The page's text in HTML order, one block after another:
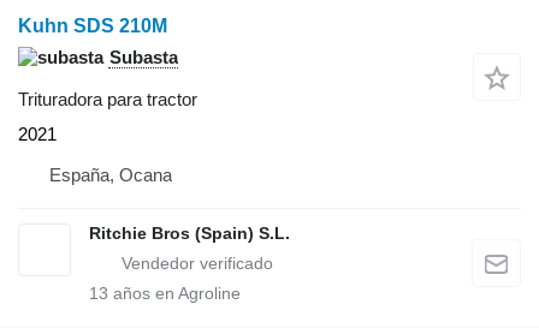
Kuhn SDS 210M
Subasta
Trituradora para tractor
2021
España, Ocana
Ritchie Bros (Spain) S.L.
13 años en Agroline